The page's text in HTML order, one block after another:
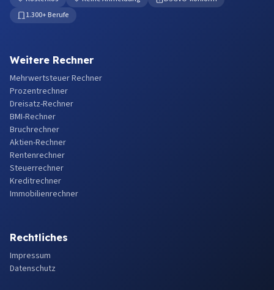
1.300+ Berufe
Weitere Rechner
Mehrwertsteuer Rechner
Prozentrechner
Dreisatz-Rechner
BMI-Rechner
Bruchrechner
Aktien-Rechner
Rentenrechner
Steuerrechner
Kreditrechner
Immobilienrechner
Rechtliches
Impressum
Datenschutz